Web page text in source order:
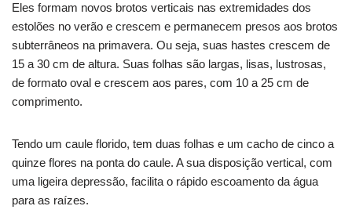
Eles formam novos brotos verticais nas extremidades dos
estolões no verão e crescem e permanecem presos aos brotos
subterrâneos na primavera. Ou seja, suas hastes crescem de
15 a 30 cm de altura. Suas folhas são largas, lisas, lustrosas,
de formato oval e crescem aos pares, com 10 a 25 cm de
comprimento.
Tendo um caule florido, tem duas folhas e um cacho de cinco a
quinze flores na ponta do caule. A sua disposição vertical, com
uma ligeira depressão, facilita o rápido escoamento da água
para as raízes.